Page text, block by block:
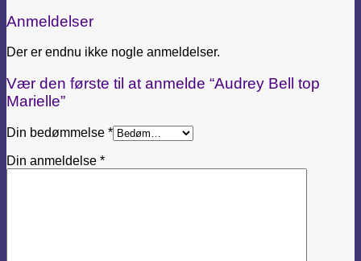
Anmeldelser
Der er endnu ikke nogle anmeldelser.
Vær den første til at anmelde “Audrey Bell top
Marielle”
Din bedømmelse *
Din anmeldelse *